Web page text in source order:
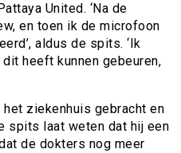
United. ‘Na de
en toen ik de microfoon
aldus de spits. ‘Ik
heeft kunnen gebeuren,
ziekenhuis gebracht en
spits laat weten dat hij een
de dokters nog meer